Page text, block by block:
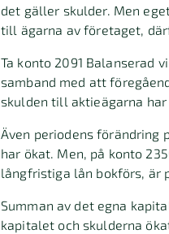
det gäller skulder. Men
till ägarna av företaget,
Ta konto 2091 Balanserad
samband med att
skulden till aktieägarna har
Även periodens
har ökat. Men, på konto
långfristiga lån bokförs, är
Summan av det egna
kapitalet och skulderna